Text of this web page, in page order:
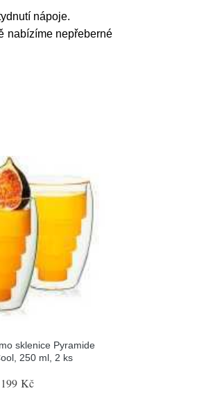
nápoje.
nabízíme nepřeberné
sklenice Pyramide
250 ml, 2 ks
199 Kč